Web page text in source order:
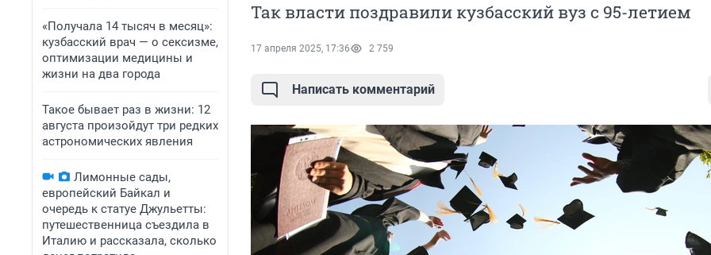
«Получала 14 тысяч в месяц»:
кузбасский врач — о сексизме,
оптимизации медицины и
жизни на два города
Такое бывает раз в жизни: 12
августа произойдут три редких
астрономических явления
Лимонные сады,
европейский Байкал и
очередь к статуе Джульетты:
путешественница съездила в
Италию и рассказала, сколько
Так власти поздравили кузбасский вуз с 95-летием
17 апреля 2025, 17:36 2 759
Написать комментарий